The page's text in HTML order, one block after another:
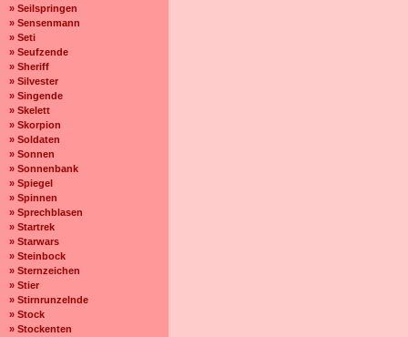
» Seilspringen
» Sensenmann
» Seti
» Seufzende
» Sheriff
» Silvester
» Singende
» Skelett
» Skorpion
» Soldaten
» Sonnen
» Sonnenbank
» Spiegel
» Spinnen
» Sprechblasen
» Startrek
» Starwars
» Steinbock
» Sternzeichen
» Stier
» Stirnrunzelnde
» Stock
» Stockenten